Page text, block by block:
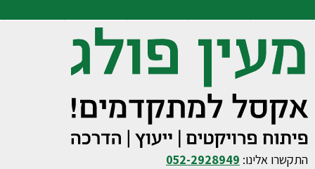
התקשרו אלינו: 052-2928949